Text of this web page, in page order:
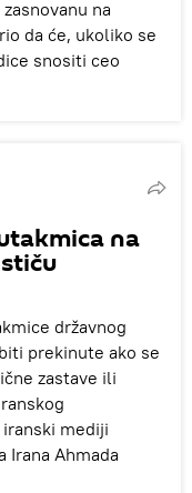
na
da će, ukoliko se
snositi ceo
na
državnog
prekinute ako se
zastave ili
mediji
Irana Ahmada